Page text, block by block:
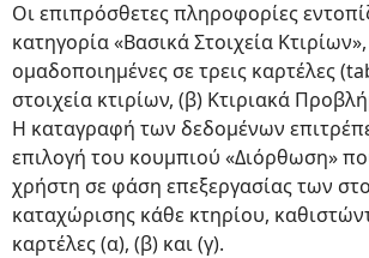
Οι επιπρόσθετες πληροφορίες
κατηγορία «Βασικά Στοιχεία Κτιρίων»,
ομαδοποιημένες σε τρεις καρτέλες
στοιχεία κτιρίων, (β) Κτιριακά
Η καταγραφή των δεδομένων
επιλογή του κουμπιού «Διόρθωση»
χρήστη σε φάση επεξεργασίας των
καταχώρισης κάθε κτηρίου,
καρτέλες (α), (β) και (γ).